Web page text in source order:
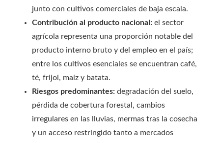
junto con cultivos comerciales de baja escala.
Contribución al producto nacional: el sector
agrícola representa una proporción notable del
producto interno bruto y del empleo en el país;
entre los cultivos esenciales se encuentran café,
té, frijol, maíz y batata.
Riesgos predominantes: degradación del suelo,
pérdida de cobertura forestal, cambios
irregulares en las lluvias, mermas tras la cosecha
y un acceso restringido tanto a mercados